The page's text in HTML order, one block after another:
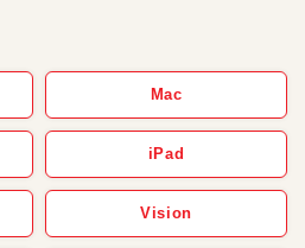
Mac
iPad
Vision